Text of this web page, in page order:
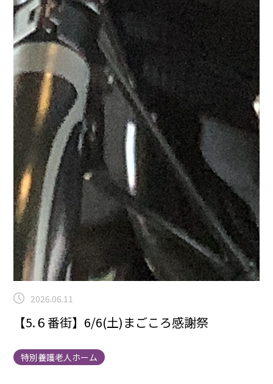
2026.06.11
【5.６番街】6/6(土)まごころ感謝祭
特別養護老人ホーム